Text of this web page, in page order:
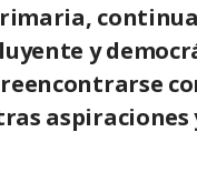
y
aspiraciones